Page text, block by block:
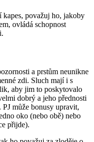
kapes, považuj ho, jakoby
ovládá schopnost
a prstům neunikne
zdi. Sluch mají i s
aby jim to poskytovalo
dobrý a jeho přednosti
může bonusy upravit,
oko (nebo obě) nebo
přijde).